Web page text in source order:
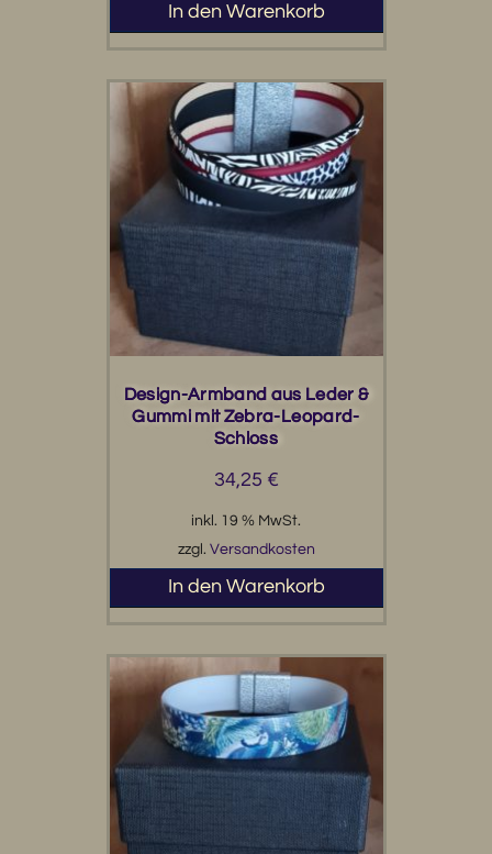
In den Warenkorb
Design-Armband aus Leder &
Gummi mit Zebra-Leopard-
Schloss
34,25 €
inkl. 19 % MwSt.
zzgl. Versandkosten
In den Warenkorb